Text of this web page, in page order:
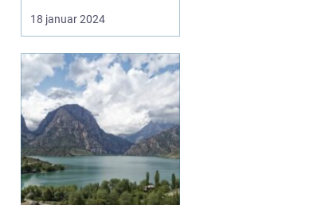
eventyrlystne rejse...
18 januar 2024